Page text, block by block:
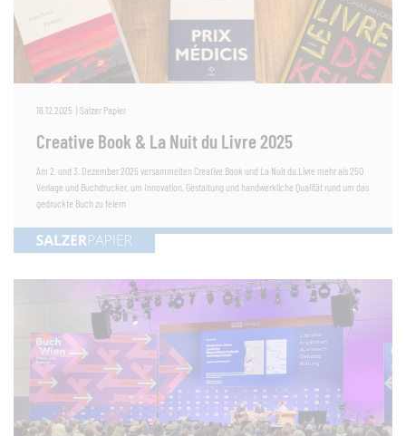
16.12.2025 | Salzer Papier
Creative Book & La Nuit du Livre 2025
Am 2. und 3. Dezember 2025 versammelten Creative Book und La Nuit du Livre mehr als 250
Verlage und Buchdrucker, um Innovation, Gestaltung und handwerkliche Qualität rund um das
gedruckte Buch zu feiern